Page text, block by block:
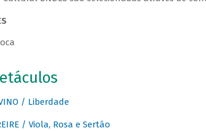
/ Liberdade
/ Viola, Rosa e Sertão